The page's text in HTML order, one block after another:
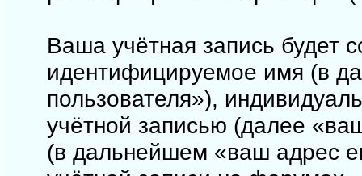
Ваша учётная запись будет
идентифицируемое имя (в
пользователя»),
учётной записью (далее
(в дальнейшем «ваш адрес